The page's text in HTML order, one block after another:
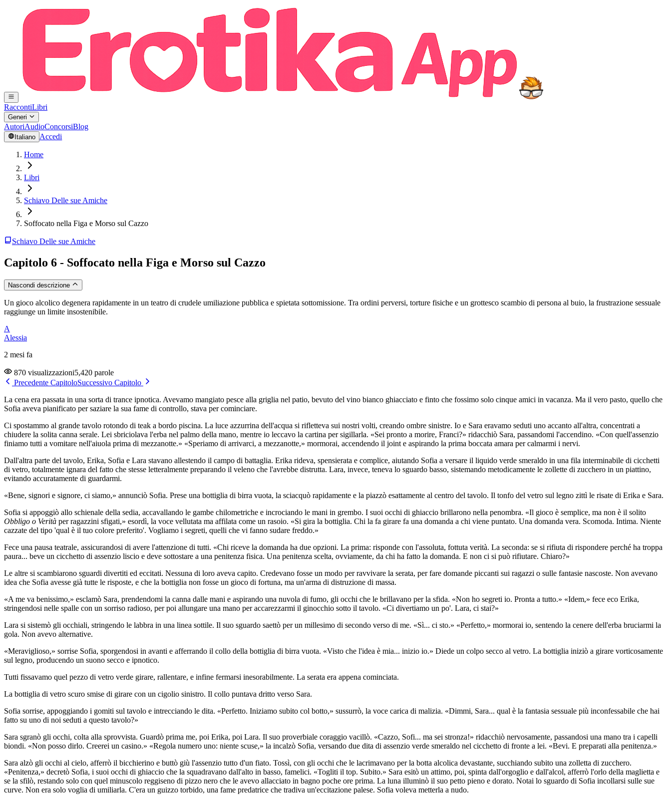
RaccontiLibri
Generi
AutoriAudioConcorsiBlog
Italiano Accedi
Home
Libri
Schiavo Delle sue Amiche
Soffocato nella Figa e Morso sul Cazzo
Schiavo Delle sue Amiche
Capitolo 6 - Soffocato nella Figa e Morso sul Cazzo
Nascondi descrizione
Un gioco alcolico degenera rapidamente in un teatro di crudele umiliazione pubblica e spietata sottomissione. Tra ordini perversi, torture fisiche e un grottesco scambio di persona al buio, la frustrazione sessuale
raggiunge un limite insostenibile.
A
Alessia
2 mesi fa
870 visualizzazioni5,420 parole
Precedente CapitoloSuccessivo Capitolo
La cena era passata in una sorta di trance ipnotica. Avevamo mangiato pesce alla griglia nel patio, bevuto del vino bianco ghiacciato e finto che fossimo solo cinque amici in vacanza. Ma il vero pasto, quello che
Sofia aveva pianificato per saziare la sua fame di controllo, stava per cominciare.
Ci spostammo al grande tavolo rotondo di teak a bordo piscina. La luce azzurrina dell'acqua si rifletteva sui nostri volti, creando ombre sinistre. Io e Sara eravamo seduti uno accanto all'altra, concentrati a
chiudere la solita canna serale. Lei sbriciolava l'erba nel palmo della mano, mentre io leccavo la cartina per sigillarla. «Sei pronto a morire, Franci?» ridacchiò Sara, passandomi l'accendino. «Con quell'assenzio
finiamo tutti a vomitare nell'aiuola prima di mezzanotte.» «Speriamo di arrivarci, a mezzanotte,» mormorai, accendendo il joint e aspirando la prima boccata amara per calmarmi i nervi.
Dall'altra parte del tavolo, Erika, Sofia e Lara stavano allestendo il campo di battaglia. Erika rideva, spensierata e complice, aiutando Sofia a versare il liquido verde smeraldo in una fila interminabile di cicchetti
di vetro, totalmente ignara del fatto che stesse letteralmente preparando il veleno che l'avrebbe distrutta. Lara, invece, teneva lo sguardo basso, sistemando metodicamente le zollette di zucchero in un piattino,
evitando accuratamente di guardarmi.
«Bene, signori e signore, ci siamo,» annunciò Sofia. Prese una bottiglia di birra vuota, la sciacquò rapidamente e la piazzò esattamente al centro del tavolo. Il tonfo del vetro sul legno zittì le risate di Erika e Sara.
Sofia si appoggiò allo schienale della sedia, accavallando le gambe chilometriche e incrociando le mani in grembo. I suoi occhi di ghiaccio brillarono nella penombra. «Il gioco è semplice, ma non è il solito
Obbligo o Verità per ragazzini sfigati,» esordì, la voce vellutata ma affilata come un rasoio. «Si gira la bottiglia. Chi la fa girare fa una domanda a chi viene puntato. Una domanda vera. Scomoda. Intima. Niente
cazzate del tipo 'qual è il tuo colore preferito'. Vogliamo i segreti, quelli che vi fanno sudare freddo.»
Fece una pausa teatrale, assicurandosi di avere l'attenzione di tutti. «Chi riceve la domanda ha due opzioni. La prima: risponde con l'assoluta, fottuta verità. La seconda: se si rifiuta di rispondere perché ha troppa
paura... beve un cicchetto di assenzio liscio e deve sottostare a una penitenza fisica. Una penitenza scelta, ovviamente, da chi ha fatto la domanda. E non ci si può rifiutare. Chiaro?»
Le altre si scambiarono sguardi divertiti ed eccitati. Nessuna di loro aveva capito. Credevano fosse un modo per ravvivare la serata, per fare domande piccanti sui ragazzi o sulle fantasie nascoste. Non avevano
idea che Sofia avesse già tutte le risposte, e che la bottiglia non fosse un gioco di fortuna, ma un'arma di distruzione di massa.
«A me va benissimo,» esclamò Sara, prendendomi la canna dalle mani e aspirando una nuvola di fumo, gli occhi che le brillavano per la sfida. «Non ho segreti io. Pronta a tutto.» «Idem,» fece eco Erika,
stringendosi nelle spalle con un sorriso radioso, per poi allungare una mano per accarezzarmi il ginocchio sotto il tavolo. «Ci divertiamo un po'. Lara, ci stai?»
Lara si sistemò gli occhiali, stringendo le labbra in una linea sottile. Il suo sguardo saettò per un millesimo di secondo verso di me. «Sì... ci sto.» «Perfetto,» mormorai io, sentendo la cenere dell'erba bruciarmi la
gola. Non avevo alternative.
«Meraviglioso,» sorrise Sofia, sporgendosi in avanti e afferrando il collo della bottiglia di birra vuota. «Visto che l'idea è mia... inizio io.» Diede un colpo secco al vetro. La bottiglia iniziò a girare vorticosamente
sul legno, producendo un suono secco e ipnotico.
Tutti fissavamo quel pezzo di vetro verde girare, rallentare, e infine fermarsi inesorabilmente. La serata era appena cominciata.
La bottiglia di vetro scuro smise di girare con un cigolio sinistro. Il collo puntava dritto verso Sara.
Sofia sorrise, appoggiando i gomiti sul tavolo e intrecciando le dita. «Perfetto. Iniziamo subito col botto,» sussurrò, la voce carica di malizia. «Dimmi, Sara... qual è la fantasia sessuale più inconfessabile che hai
fatto su uno di noi seduti a questo tavolo?»
Sara sgranò gli occhi, colta alla sprovvista. Guardò prima me, poi Erika, poi Lara. Il suo proverbiale coraggio vacillò. «Cazzo, Sofi... ma sei stronza!» ridacchiò nervosamente, passandosi una mano tra i capelli
biondi. «Non posso dirlo. Creerei un casino.» «Regola numero uno: niente scuse,» la incalzò Sofia, versando due dita di assenzio verde smeraldo nel cicchetto di fronte a lei. «Bevi. E preparati alla penitenza.»
Sara alzò gli occhi al cielo, afferrò il bicchierino e buttò giù l'assenzio tutto d'un fiato. Tossì, con gli occhi che le lacrimavano per la botta alcolica devastante, succhiando subito una zolletta di zucchero.
«Penitenza,» decretò Sofia, i suoi occhi di ghiaccio che la squadravano dall'alto in basso, famelici. «Togliti il top. Subito.» Sara esitò un attimo, poi, spinta dall'orgoglio e dall'alcol, afferrò l'orlo della maglietta e
se la sfilò, restando solo con quel minuscolo reggiseno di pizzo nero che le avevo allacciato in bagno poche ore prima. La luna illuminò il suo petto pieno e dorato. Notai lo sguardo di Sofia incollarsi sulle sue
curve. Non era solo voglia di umiliarla. C'era un guizzo torbido, una fame predatrice che tradiva un'eccitazione palese. Sofia voleva metterla a nudo.